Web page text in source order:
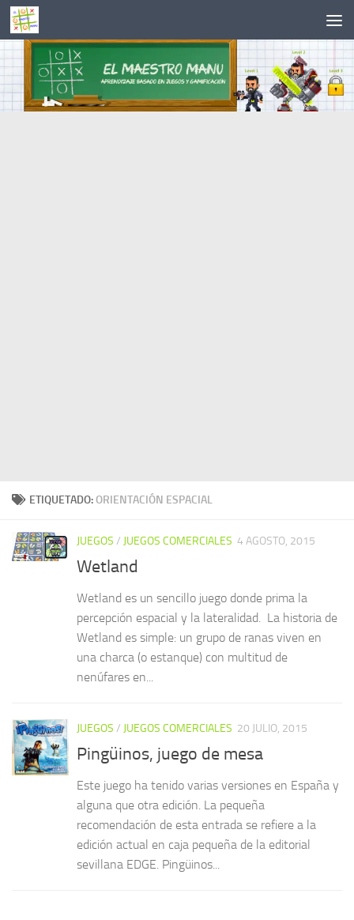
Saltar al contenido
ETIQUETADO:ORIENTACIÓN ESPACIAL
JUEGOS / JUEGOS COMERCIALES 4 AGOSTO, 2015
Wetland
Wetland es un sencillo juego donde prima la
percepción espacial y la lateralidad. La historia de
Wetland es simple: un grupo de ranas viven en
una charca (o estanque) con multitud de
nenúfares en...
JUEGOS / JUEGOS COMERCIALES 20 JULIO, 2015
Pingüinos, juego de mesa
Este juego ha tenido varias versiones en España y
alguna que otra edición. La pequeña
recomendación de esta entrada se refiere a la
edición actual en caja pequeña de la editorial
sevillana EDGE. Pingüinos...